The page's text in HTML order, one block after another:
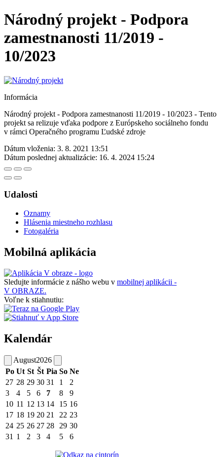
Národný projekt - Podpora
zamestnanosti 11/2019 -
10/2023
Informácia
Národný projekt - Podpora zamestnanosti 11/2019 - 10/2023 - Tento
projekt sa relizuje vďaka podpore z Európskeho sociálneho fondu
v rámci Operačného programu Ľudské zdroje
Dátum vloženia: 3. 8. 2021 13:51
Dátum poslednej aktualizácie: 16. 4. 2024 15:24
Udalosti
Oznamy
Hlásenia miestneho rozhlasu
Fotogaléria
Mobilná aplikácia
Sledujte informácie z nášho webu v mobilnej aplikácii -
V OBRAZE.
Voľne k stiahnutiu:
Kalendár
August2026
Po Ut St Št Pia So Ne
27 28 29 30 31 1
2
3
4 5 6 7 8
9
10 11 12 13 14 15 16
17 18 19 20 21 22 23
24 25 26 27 28 29 30
31 1 2 3 4 5 6